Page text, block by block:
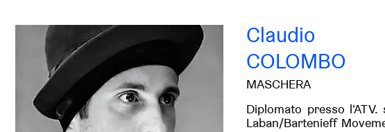
Claudio
COLOMBO
MASCHERA
Diplomato presso
Laban/Bartenieff